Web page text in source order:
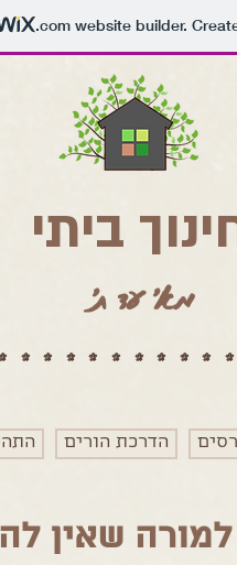
.comwebsite builder.
ביתי
מא' עד ת'
הדרכת הורים
שאין